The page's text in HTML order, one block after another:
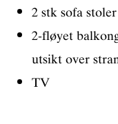
2 stk sofa
2-fløyet
utsikt over
TV